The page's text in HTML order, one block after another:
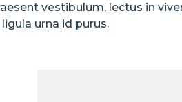
vestibulum, lectus in
urna id purus.